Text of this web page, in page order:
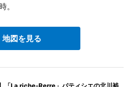
。
地図を見る